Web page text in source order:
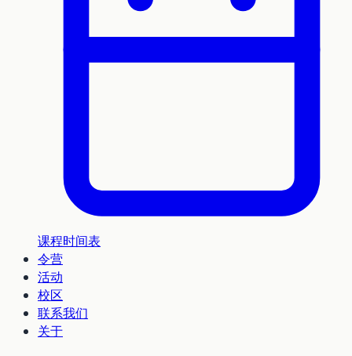
课程时间表
令营
活动
校区
联系我们
关于